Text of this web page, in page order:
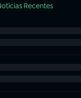
Recentes